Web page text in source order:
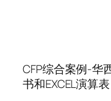
CFP综合案例-华
书和EXCEL演算表